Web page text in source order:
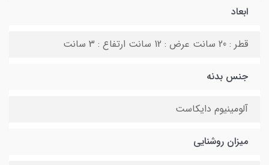
ابعاد
قطر : 20 سانت عرض : 12 سانت ارتفاع : 3 سانت
جنس بدنه
آلومینیوم دایکاست
میزان روشنایی